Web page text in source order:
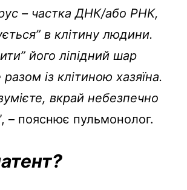
–частка ДНК/або РНК,
в клітину людини.
його ліпідний шар
із клітиною хазяїна.
вкрай небезпечно
– пояснює пульмонолог.